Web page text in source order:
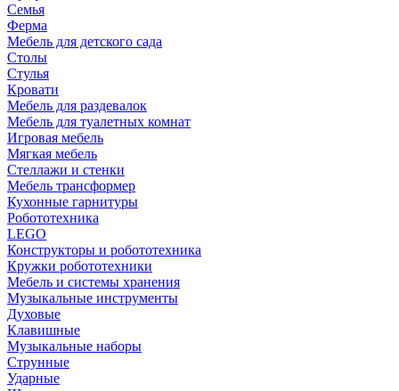
Семья
Ферма
Мебель для детского сада
Столы
Cтулья
Кровати
Мебель для раздевалок
Мебель для туалетных комнат
Игровая мебель
Мягкая мебель
Стеллажи и стенки
Мебель трансформер
Кухонные гарнитуры
Робототехника
LEGO
Конструкторы и робототехника
Кружки робототехники
Мебель и системы хранения
Музыкальные инструменты
Духовые
Клавишные
Музыкальные наборы
Струнные
Ударные